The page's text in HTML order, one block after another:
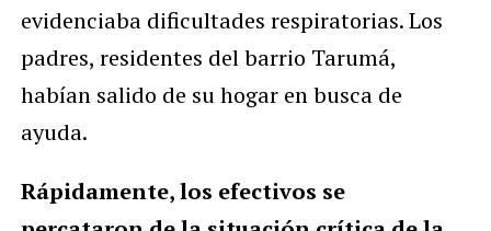
evidenciaba dificultades respiratorias. Los
padres, residentes del barrio Tarumá,
habían salido de su hogar en busca de
ayuda.
Rápidamente, los efectivos se